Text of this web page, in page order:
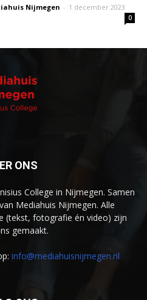
Nijmegen - 1 december 2023
0
ONS
College in Nijmegen. Samen
Mediahuis Nijmegen. Alle
(tekst, fotografie én video) zijn
gemaakt.
info@mediahuisnijmegen.nl